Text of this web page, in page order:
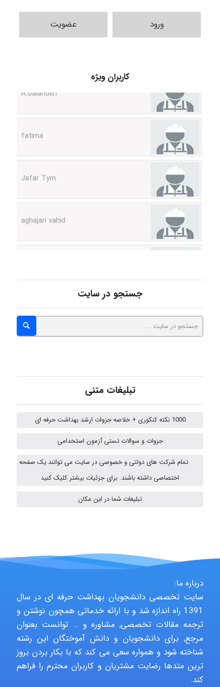
ورود عضویت
کاربران ویژه
hosein abdolvand
Kati
emami
ehtesham
aghajari vahid
Poubakhtiari
جستجو در سایت
تبلیغات متنی
1000 نکته کنکوری + خلاصه جزوات ارشد بهداشت حرفه ای
جزوات و سوالات تستی آزمون استخدامی
تمام شرکت های دولتی و خصوصی در سایت می توانند یک صفحه
اختصاصی داشته باشند. برای جزئیات بیشتر کلیک کنید
تبلیغات شما در این مکان
درباره ما:
سایت تخصصی دانشجویان بهداشت حرفه ای در سال
1391 راه اندازه شد و با ارائه خدماتی همچون نوشتن و
ترجمه مقالات تخصصی, مشاوره و … توانست بعنوان
مرجع, برای دانشجویان و دانش آموختگان این رشته
شناخته شود و همواره سعی می کند که با بکار بردن بروز
ترین متدها رضایت مشتریان و کاربران محترم را فراهم
کند.